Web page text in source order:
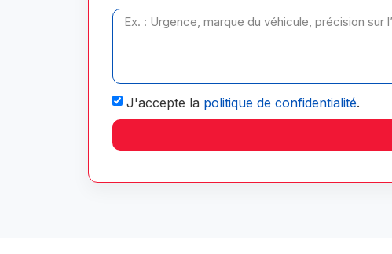
J'accepte la politique de confidentialité.